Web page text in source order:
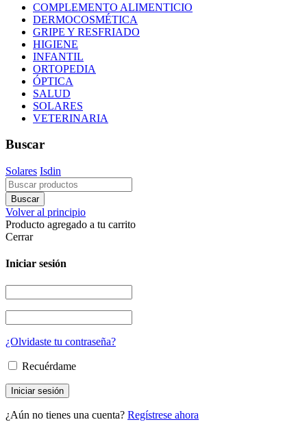
COMPLEMENTO ALIMENTICIO
DERMOCOSMÉTICA
GRIPE Y RESFRIADO
HIGIENE
INFANTIL
ORTOPEDIA
ÓPTICA
SALUD
SOLARES
VETERINARIA
Buscar
Solares Isdin
Volver al principio
Producto agregado a tu carrito
Cerrar
Iniciar sesión
¿Olvidaste tu contraseña?
Recuérdame
¿Aún no tienes una cuenta? Regístrese ahora